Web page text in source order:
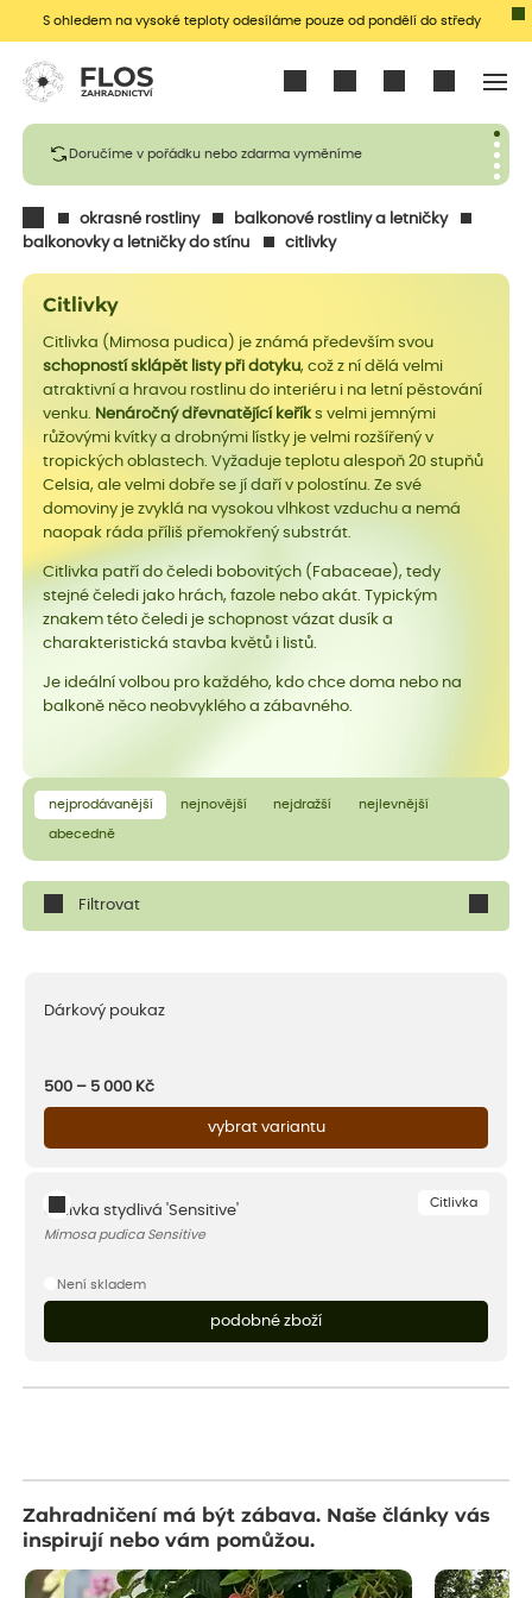
S ohledem na vysoké teploty odesíláme pouze od pondělí do středy
Doručíme v pořádku nebo zdarma vyměníme
okrasné rostliny
balkonové rostliny a letničky
balkonovky a letničky do stínu
citlivky
Citlivky
Citlivka (Mimosa pudica) je známá především svou
schopností sklápět listy při dotyku, což z ní dělá velmi
atraktivní a hravou rostlinu do interiéru i na letní pěstování
venku. Nenáročný dřevnatějící keříks velmi jemnými
růžovými kvítky a drobnými lístky je velmi rozšířený v
tropických oblastech. Vyžaduje teplotu alespoň 20 stupňů
Celsia, ale velmi dobře se jí daří v polostínu. Ze své
domoviny je zvyklá na vysokou vlhkost vzduchu a nemá
naopak ráda příliš přemokřený substrát.
Citlivka patří do čeledi bobovitých (Fabaceae), tedy
stejné čeledi jako hrách, fazole nebo akát. Typickým
znakem této čeledi je schopnost vázat dusík a
charakteristická stavba květů i listů.
Je ideální volbou pro každého, kdo chce doma nebo na
balkoně něco neobvyklého a zábavného.
nejprodávanější nejnovější nejdražší nejlevnější
abecedně
Filtrovat
Dárkový poukaz
500 – 5 000 Kč
vybrat variantu
Citlivka
Citlivka stydlivá 'Sensitive'
Mimosa pudica Sensitive
Není skladem
podobné zboží
Zahradničení má být zábava. Naše články vás
inspirují nebo vám pomůžou.